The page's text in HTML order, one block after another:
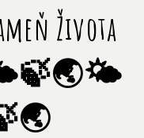
Života